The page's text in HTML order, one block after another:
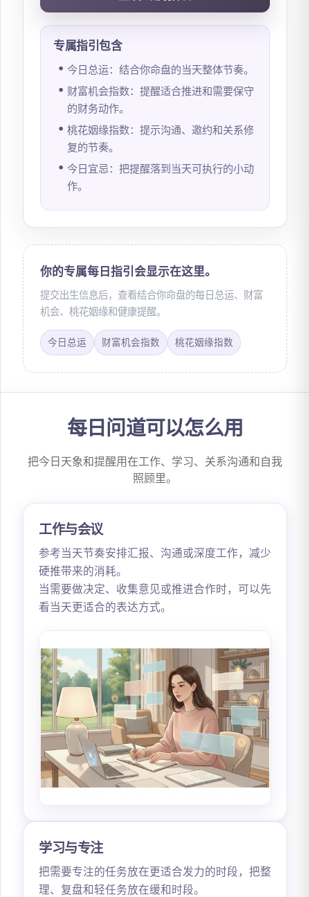
专属指引包含
今日总运：结合你命盘的当天整体节奏。
财富机会指数：提醒适合推进和需要保守
的财务动作。
桃花姻缘指数：提示沟通、邀约和关系修
复的节奏。
今日宜忌：把提醒落到当天可执行的小动
作。
你的专属每日指引会显示在这里。
提交出生信息后，查看结合你命盘的每日总运、财富
机会、桃花姻缘和健康提醒。
今日总运 财富机会指数 桃花姻缘指数
每日问道可以怎么用
把今日天象和提醒用在工作、学习、关系沟通和自我
照顾里。
工作与会议
参考当天节奏安排汇报、沟通或深度工作，减少
硬推带来的消耗。
当需要做决定、收集意见或推进合作时，可以先
看当天更适合的表达方式。
学习与专注
把需要专注的任务放在更适合发力的时段，把整
理、复盘和轻任务放在缓和时段。